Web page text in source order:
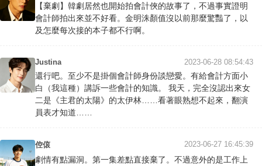
【棄劇】韓劇居然也開始拍會計俠的故事了，不過事實證明
會計師拍出來並不好看。金明洙顏值沒以前那麼驚豔了，以
及怎麼每次接的本子都不行啊。
Justina 2023-06-28 08:54:43
還行吧。至少不是掛個會計師身份談戀愛。有給會計方面小
白（我這種）講訴一些會計的知識。 我天，完全沒認出來女
二是《主君的太陽》的太伊林……看著眼熟想不起來，翻演
員表才知道……
倥偯 2023-06-27 16:45:39
劇情有點漏洞。第一集差點直接棄了。不過意外的是工作上